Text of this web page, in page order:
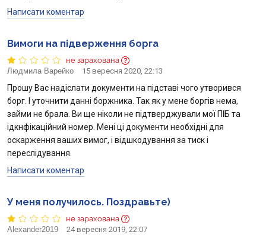
Написати коментар
Вимоги на підверження борга
не зарахована
Людмила Варейко
15 вересня 2020, 22:13
Прошу Вас надіслати документи на підставі чого утворився
борг. І уточнити данні боржника. Так як у мене боргів нема,
займи не брала. Ви ще ніколи не підтверджували мої ПІБ та
ідкнфікаційний номер. Мені ці документи необхідні для
оскарження ваших вимог, і відшкодування за тиск і
переслідування.
Написати коментар
У меня получилось. Поздравьте)
не зарахована
Alexander2019
24 вересня 2019, 22:07